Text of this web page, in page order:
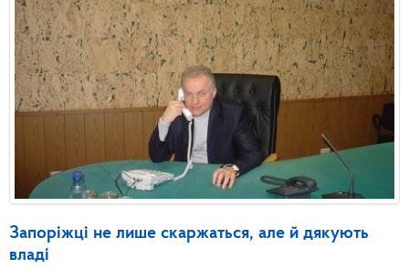
Запоріжці не лише скаржаться, але й дякують
владі